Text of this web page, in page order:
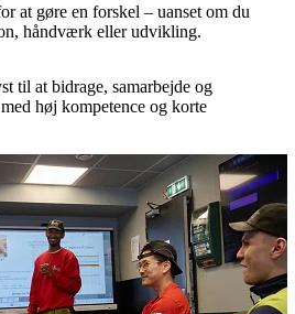
at gøre en forskel – uanset om du
håndværk eller udvikling.
til at bidrage, samarbejde og
høj kompetence og korte